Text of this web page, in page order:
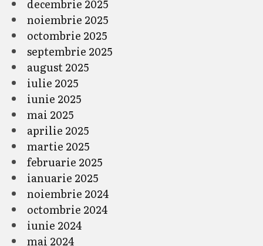
decembrie 2025
noiembrie 2025
octombrie 2025
septembrie 2025
august 2025
iulie 2025
iunie 2025
mai 2025
aprilie 2025
martie 2025
februarie 2025
ianuarie 2025
noiembrie 2024
octombrie 2024
iunie 2024
mai 2024